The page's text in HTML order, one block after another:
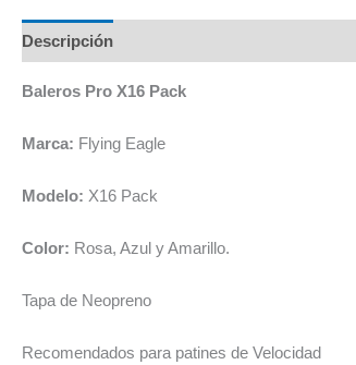
Descripción
Baleros Pro X16 Pack
Marca: Flying Eagle
Modelo: X16 Pack
Color: Rosa, Azul y Amarillo.
Tapa de Neopreno
Recomendados para patines de Velocidad